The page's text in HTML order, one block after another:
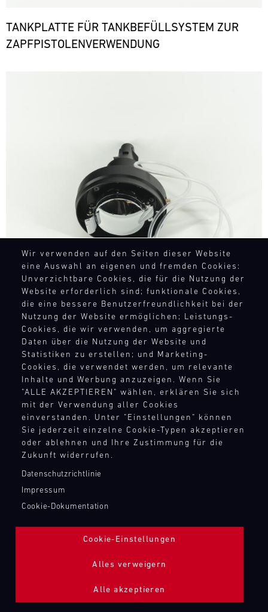
Wir verwenden auf den Seiten dieser Website
eine Auswahl an eigenen und fremden Cookies:
Unverzichtbare Cookies, die für die Nutzung der
Website erforderlich sind; funktionale Cookies,
die eine bessere Benutzerfreundlichkeit bei der
Nutzung der Website ermöglichen; Leistungs-
Cookies, die wir verwenden, um aggregierte
Daten über die Nutzung der Website und
Statistiken zu erstellen; und Marketing-
Cookies, die verwendet werden, um relevante
Inhalte und Werbung anzuzeigen. Wenn Sie
"ALLE AKZEPTIEREN" wählen, erklären Sie sich
mit der Verwendung aller Cookies
einverstanden. Unter "Einstellungen" können
Sie jederzeit einzelne Cookie-Typen akzeptieren
oder ablehnen und Ihre Zustimmung für die
Zukunft widerrufen.
Datenschutzrichtlinie
Impressum
Cookie-Dokumentation
Cookie-Einstellungen
Alles verweigern
Alle akzeptieren
TANKPLATTE FÜR TANKBEFÜLLSYSTEM ZUR
ZAPFPISTOLENVERWENDUNG
TANKBEFÜLLUNG ZAPFPISTOLE
Bild